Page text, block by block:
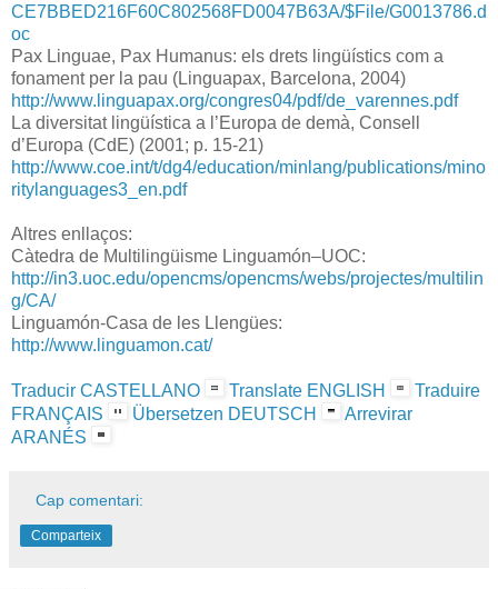
CE7BBED216F60C802568FD0047B63A/$File/G0013786.d
oc
Pax Linguae, Pax Humanus: els drets lingüístics com a
fonament per la pau (Linguapax, Barcelona, 2004)
http://www.linguapax.org/congres04/pdf/de_varennes.pdf
La diversitat lingüística a l’Europa de demà, Consell
d’Europa (CdE) (2001; p. 15-21)
http://www.coe.int/t/dg4/education/minlang/publications/mino
ritylanguages3_en.pdf
Altres enllaços:
Càtedra de Multilingüisme Linguamón–UOC:
http://in3.uoc.edu/opencms/opencms/webs/projectes/multilin
g/CA/
Linguamón-Casa de les Llengües:
http://www.linguamon.cat/
Traducir CASTELLANO Translate ENGLISH
Traduire
FRANÇAIS
Übersetzen DEUTSCH
Arrevirar
ARANÉS
Cap comentari:
Comparteix